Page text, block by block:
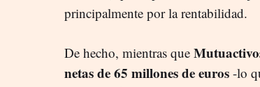
principalmente por la rentabilidad.
De hecho, mientras que
netas de 65 millones de euros -lo